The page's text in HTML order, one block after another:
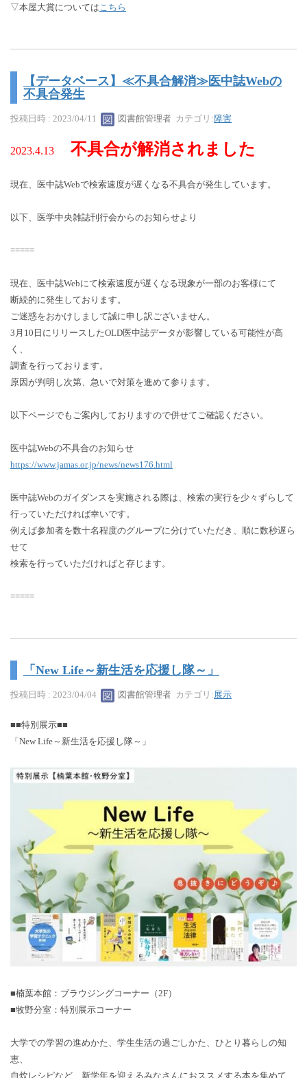
▽本屋大賞についてはこちら
【データベース】≪不具合解消≫医中誌Webの
不具合発生
投稿日時 : 2023/04/11 図書館管理者 カテゴリ:障害
2023.4.13 不具合が解消されました
現在、医中誌Webで検索速度が遅くなる不具合が発生しています。
以下、医学中央雑誌刊行会からのお知らせより
=====
現在、医中誌Webにて検索速度が遅くなる現象が一部のお客様にて
断続的に発生しております。
ご迷惑をおかけしまして誠に申し訳ございません。
3月10日にリリースしたOLD医中誌データが影響している可能性が高
く、
調査を行っております。
原因が判明し次第、急いで対策を進めて参ります。
以下ページでもご案内しておりますので併せてご確認ください。
医中誌Webの不具合のお知らせ
https://www.jamas.or.jp/news/news176.html
医中誌Webのガイダンスを実施される際は、検索の実行を少々ずらして
行っていただければ幸いです。
例えば参加者を数十名程度のグループに分けていただき、順に数秒遅ら
せて
検索を行っていただければと存じます。
=====
「New Life～新生活を応援し隊～」
投稿日時 : 2023/04/04 図書館管理者 カテゴリ:展示
■■特別展示■■
「New Life～新生活を応援し隊～」
■楠葉本館：ブラウジングコーナー（2F）
■牧野分室：特別展示コーナー
大学での学習の進めかた、学生生活の過ごしかた、ひとり暮らしの知
恵、
自炊レシピなど、新学年を迎えるみなさんにおススメする本を集めて